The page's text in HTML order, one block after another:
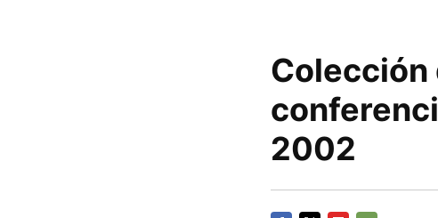
Colección
2002